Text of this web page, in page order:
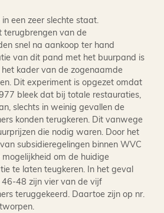
een zeer slechte staat.
terugbrengen van de
snel na aankoop ter hand
van dit pand met het buurpand is
kader van de zogenaamde
Dit experiment is opgezet omdat
bleek dat bij totale restauraties,
slechts in weinig gevallen de
konden terugkeren. Dit vanwege
die nodig waren. Door het
subsidieregelingen binnen WVC
om de huidige
te laten teugkeren. In het geval
48 zijn vier van de vijf
teruggekeerd. Daartoe zijn op nr.